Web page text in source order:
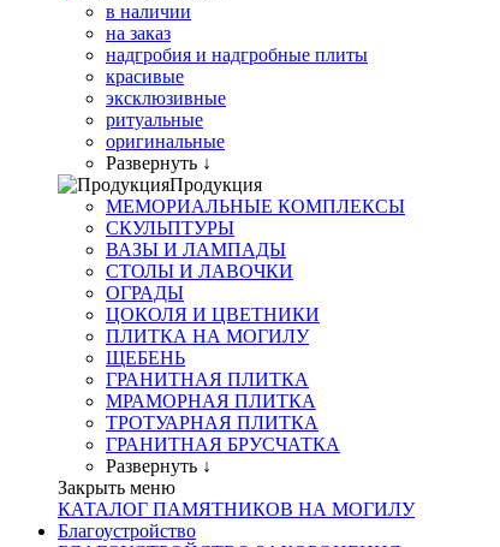
в наличии
на заказ
надгробия и надгробные плиты
красивые
эксклюзивные
ритуальные
оригинальные
Развернуть ↓
Продукция
МЕМОРИАЛЬНЫЕ КОМПЛЕКСЫ
СКУЛЬПТУРЫ
ВАЗЫ И ЛАМПАДЫ
СТОЛЫ И ЛАВОЧКИ
ОГРАДЫ
ЦОКОЛЯ И ЦВЕТНИКИ
ПЛИТКА НА МОГИЛУ
ЩЕБЕНЬ
ГРАНИТНАЯ ПЛИТКА
МРАМОРНАЯ ПЛИТКА
ТРОТУАРНАЯ ПЛИТКА
ГРАНИТНАЯ БРУСЧАТКА
Развернуть ↓
Закрыть меню
КАТАЛОГ ПАМЯТНИКОВ НА МОГИЛУ
Благоустройство